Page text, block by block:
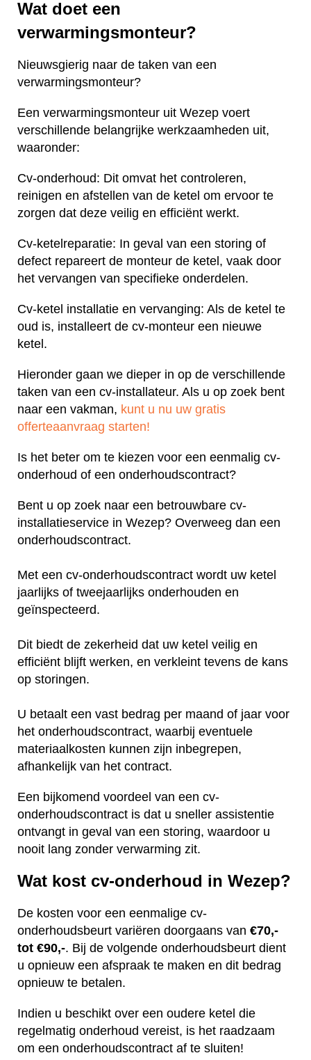
Wat doet een
verwarmingsmonteur?
Nieuwsgierig naar de taken van een
verwarmingsmonteur?
Een verwarmingsmonteur uit Wezep voert
verschillende belangrijke werkzaamheden uit,
waaronder:
Cv-onderhoud: Dit omvat het controleren,
reinigen en afstellen van de ketel om ervoor te
zorgen dat deze veilig en efficiënt werkt.
Cv-ketelreparatie: In geval van een storing of
defect repareert de monteur de ketel, vaak door
het vervangen van specifieke onderdelen.
Cv-ketel installatie en vervanging: Als de ketel te
oud is, installeert de cv-monteur een nieuwe
ketel.
Hieronder gaan we dieper in op de verschillende
taken van een cv-installateur. Als u op zoek bent
naar een vakman, kunt u nu uw gratis
offerteaanvraag starten!
Is het beter om te kiezen voor een eenmalig cv-
onderhoud of een onderhoudscontract?
Bent u op zoek naar een betrouwbare cv-
installatieservice in Wezep? Overweeg dan een
onderhoudscontract.
Met een cv-onderhoudscontract wordt uw ketel
jaarlijks of tweejaarlijks onderhouden en
geïnspecteerd.
Dit biedt de zekerheid dat uw ketel veilig en
efficiënt blijft werken, en verkleint tevens de kans
op storingen.
U betaalt een vast bedrag per maand of jaar voor
het onderhoudscontract, waarbij eventuele
materiaalkosten kunnen zijn inbegrepen,
afhankelijk van het contract.
Een bijkomend voordeel van een cv-
onderhoudscontract is dat u sneller assistentie
ontvangt in geval van een storing, waardoor u
nooit lang zonder verwarming zit.
Wat kost cv-onderhoud in Wezep?
De kosten voor een eenmalige cv-
onderhoudsbeurt variëren doorgaans van €70,-
tot €90,-. Bij de volgende onderhoudsbeurt dient
u opnieuw een afspraak te maken en dit bedrag
opnieuw te betalen.
Indien u beschikt over een oudere ketel die
regelmatig onderhoud vereist, is het raadzaam
om een onderhoudscontract af te sluiten!